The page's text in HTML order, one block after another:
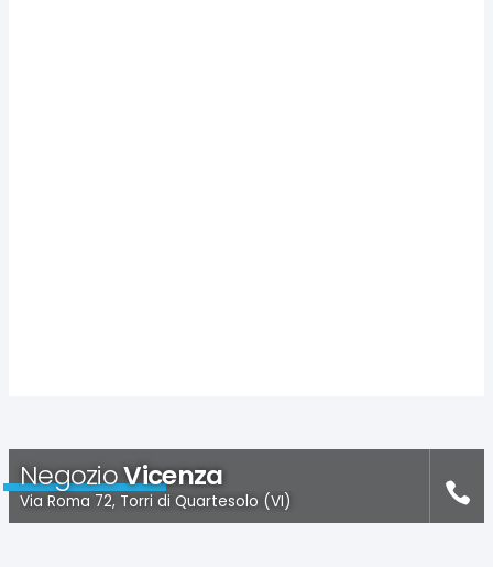
NegozioVicenza
Via Roma 72, Torri di Quartesolo (VI)